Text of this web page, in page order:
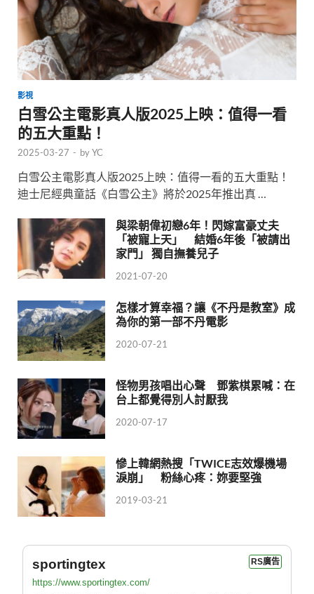
影視
白雪公主電影真人版2025上映：值得一看
的五大重點！
2025-03-27 - byYC
白雪公主電影真人版2025上映：值得一看的五大重點！
迪士尼經典童話《白雪公主》將於2025年推出真 …
與梁朝偉初戀6年！閃嫁富豪丈夫
「被寵上天」 結婚6年後「被請出
家門」 獨自撫養兒子
2021-07-20
怎樣才算幸福？讓《不丹是教室》成
為你的第一部不丹電影
2020-07-21
怪物男孩唱出心聲 鄧紫棋累喊：在
台上都覺得別人討厭我
2020-07-17
慘上韓網熱搜「TWICE志效爆機場
淚崩」 粉絲心疼：妳要堅強
2019-03-21
sportingtex RS廣告
https://www.sportingtex.com/